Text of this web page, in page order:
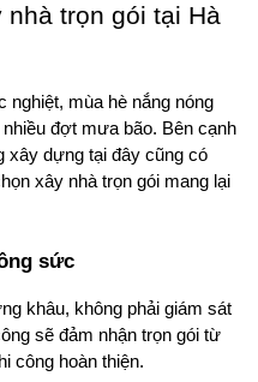
trọn gói tại Hà
nghiệt, mùa hè nắng nóng
đợt mưa bão. Bên cạnh
xây dựng tại đây cũng có
xây nhà trọn gói mang lại
sức
khâu, không phải giám sát
sẽ đảm nhận trọn gói từ
công hoàn thiện.